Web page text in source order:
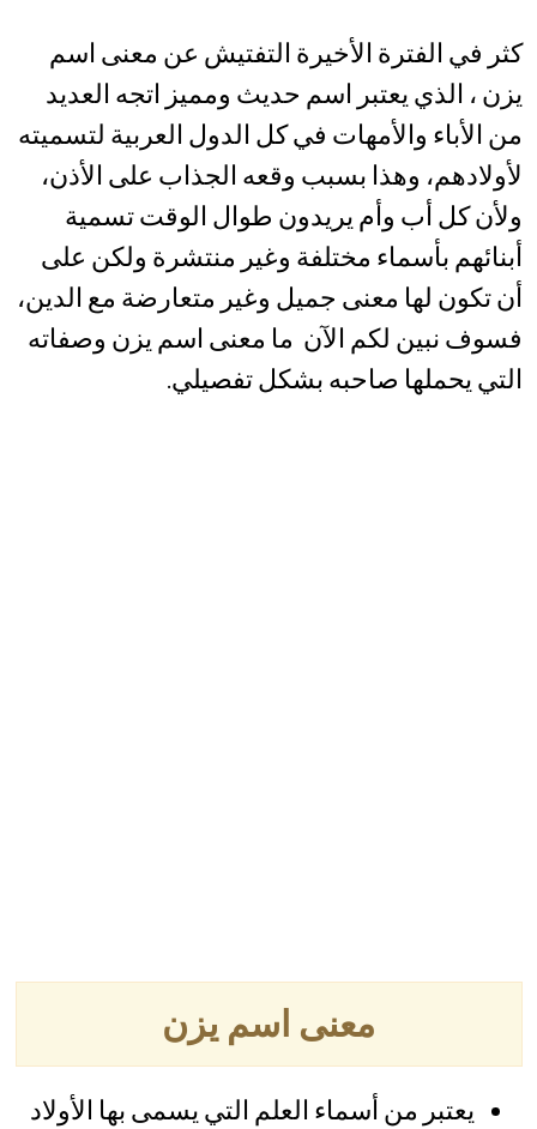
كثر في الفترة الأخيرة التفتيش عن معنى اسم
يزن ، الذي يعتبر اسم حديث ومميز اتجه العديد
من الأباء والأمهات في كل الدول العربية لتسميته
لأولادهم، وهذا بسبب وقعه الجذاب على الأذن،
ولأن كل أب وأم يريدون طوال الوقت تسمية
أبنائهم بأسماء مختلفة وغير منتشرة ولكن على
أن تكون لها معنى جميل وغير متعارضة مع الدين،
فسوف نبين لكم الآن ما معنى اسم يزن وصفاته
التي يحملها صاحبه بشكل تفصيلي.
معنى اسم يزن
يعتبر من أسماء العلم التي يسمى بها الأولاد